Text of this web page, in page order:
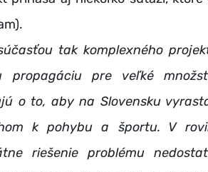
tak komplexného
propagáciu pre veľké
o to, aby na Slovensku
k pohybu a športu. V
riešenie problému